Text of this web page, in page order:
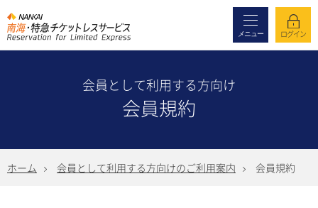
メニュー ログイン
会員として利用する方向け
会員規約
ホーム 会員として利用する方向けのご利用案内 会員規約